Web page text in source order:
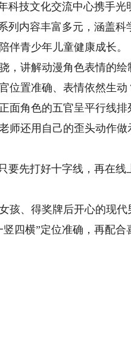
技文化交流中心携手光
列内容丰富多元，涵盖科
伴青少年儿童健康成长。
讲解动漫角色表情的绘
位置准确、表情依然生动
角色的五官呈平行线排
师还用自己的歪头动作
先打好十字线，再在线
、得奖牌后开心的现代
四横”定位准确，再配合